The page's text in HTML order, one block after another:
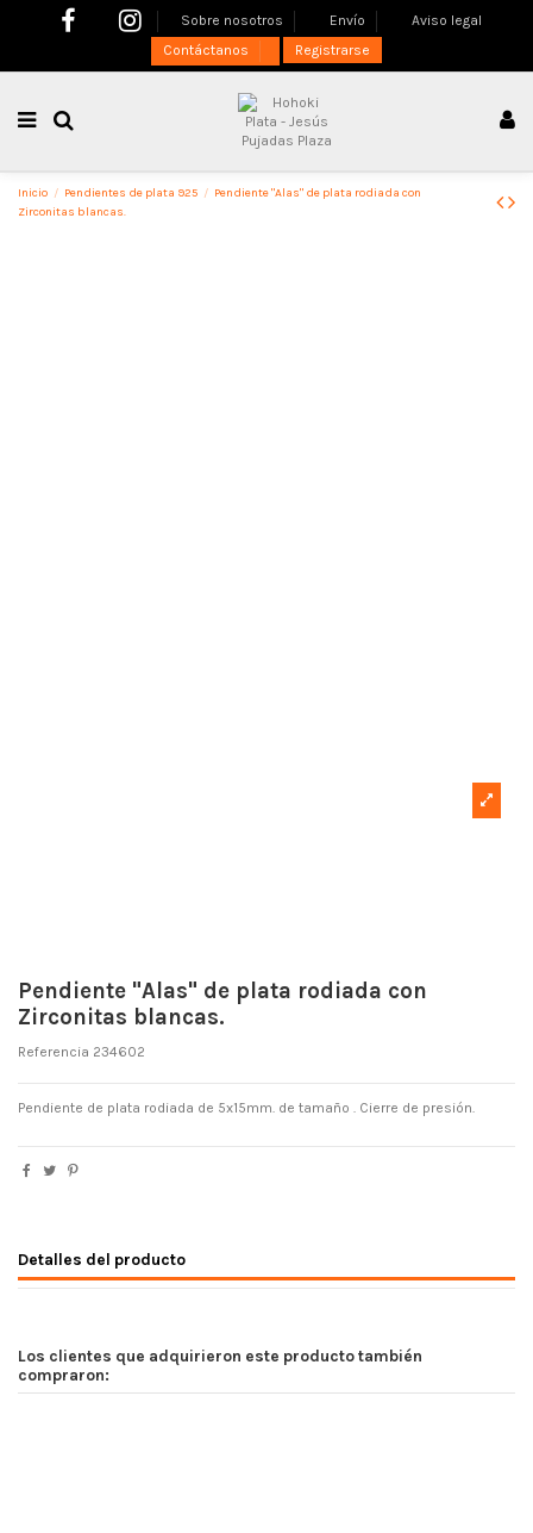
Sobre nosotros Envío
Aviso legal
Contáctanos
Registrarse
Inicio Pendientes de plata 925
Pendiente "Alas" de plata rodiada con
Zirconitas blancas.
Pendiente "Alas" de plata rodiada con
Zirconitas blancas.
Referencia 234602
Pendiente de plata rodiada de 5x15mm. de tamaño . Cierre de presión.
Detalles del producto
Los clientes que adquirieron este producto también
compraron: